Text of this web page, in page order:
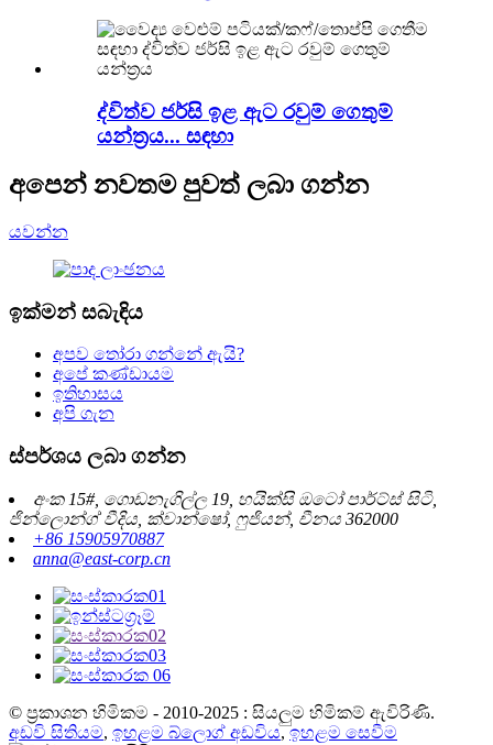
ද්විත්ව ජර්සි ඉළ ඇට රවුම් ගෙතුම්
යන්ත්‍රය... සඳහා
අපෙන් නවතම පුවත් ලබා ගන්න
යවන්න
ඉක්මන් සබැඳිය
අපව තෝරා ගන්නේ ඇයි?
අපේ කණ්ඩායම
ඉතිහාසය
අපි ගැන
ස්පර්ශය ලබා ගන්න
අංක 15#, ගොඩනැගිල්ල 19, හයික්සි ඔටෝ පාර්ට්ස් සිටි,
ජින්ලොන්ග් වීදිය, ක්වාන්ෂෝ, ෆුජියන්, චීනය 362000
+86 15905970887
anna@east-corp.cn
© ප්‍රකාශන හිමිකම - 2010-2025 : සියලුම හිමිකම් ඇවිරිණි.
අඩවි සිතියම, ඉහළම බ්ලොග් අඩවිය,ඉහළම සෙවීම